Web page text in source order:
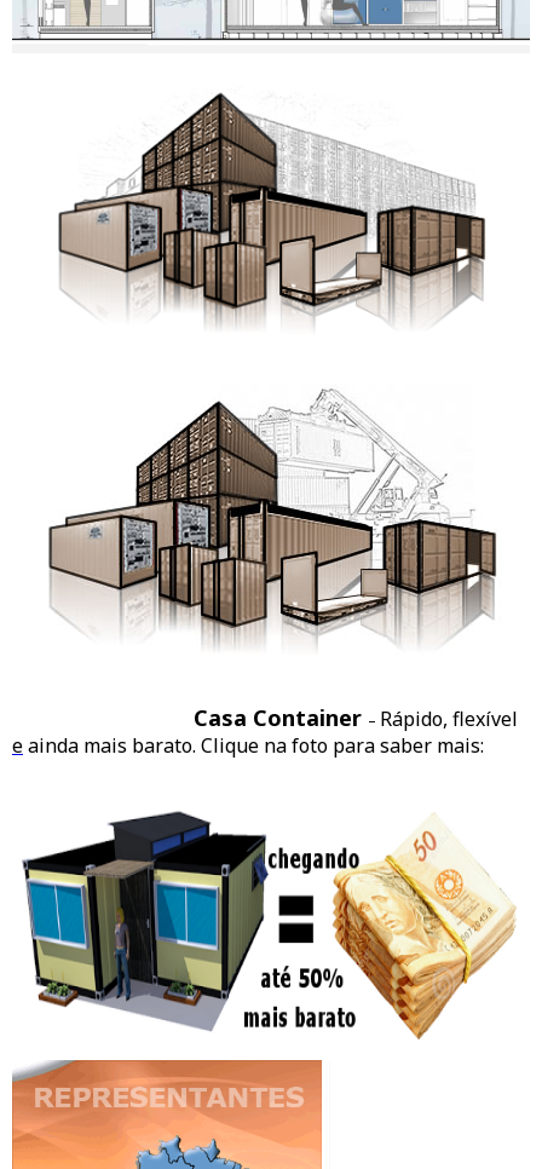
Casa Container – Rápido, flexível
eainda mais barato. Clique na foto para saber mais: